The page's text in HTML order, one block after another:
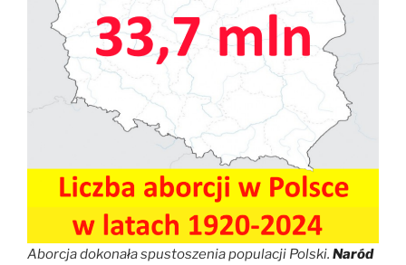
Aborcja dokonała spustoszenia populacji Polski. Naród